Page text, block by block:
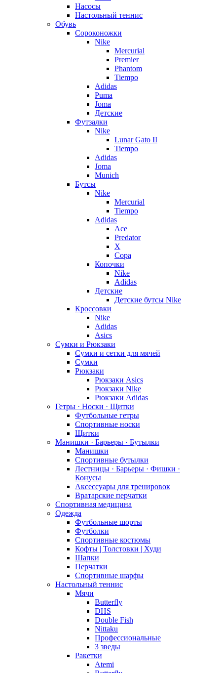
Насосы
Настольный теннис
Обувь
Сороконожки
Nike
Mercurial
Premier
Phantom
Tiempo
Adidas
Puma
Joma
Детские
Футзалки
Nike
Lunar Gato II
Tiempo
Adidas
Joma
Munich
Бутсы
Nike
Mercurial
Tiempo
Adidas
Ace
Predator
X
Copa
Копочки
Nike
Adidas
Детские
Детские бутсы Nike
Кроссовки
Nike
Adidas
Asics
Сумки и Рюкзаки
Сумки и сетки для мячей
Сумки
Рюкзаки
Рюкзаки Asics
Рюкзаки Nike
Рюкзаки Adidas
Гетры · Носки · Щитки
Футбольные гетры
Спортивные носки
Щитки
Манишки · Барьеры · Бутылки
Манишки
Спортивные бутылки
Лестницы · Барьеры · Фишки ·
Конусы
Аксессуары для тренировок
Вратарские перчатки
Спортивная медицина
Одежда
Футбольные шорты
Футболки
Спортивные костюмы
Кофты | Толстовки | Худи
Шапки
Перчатки
Спортивные шарфы
Настольный теннис
Мячи
Butterfly
DHS
Double Fish
Nittaku
Профессиональные
3 зведы
Ракетки
Atemi